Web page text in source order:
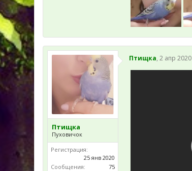
Птищка
Пуховичок
Регистрация:
25 янв 2020
Сообщения:
75
Птищка, 2 апр 2020